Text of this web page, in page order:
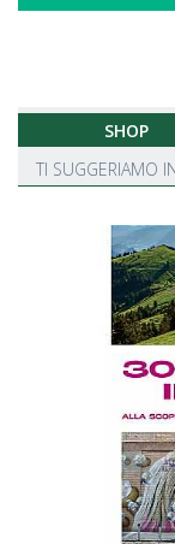
SHOP
TI SUGGERIAMO